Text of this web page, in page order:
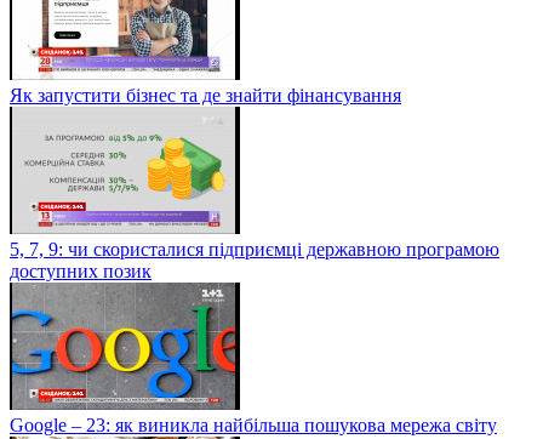
Як запустити бізнес та де знайти фінансування
5, 7, 9: чи скористалися підприємці державною програмою
доступних позик
Google – 23: як виникла найбільша пошукова мережа світу